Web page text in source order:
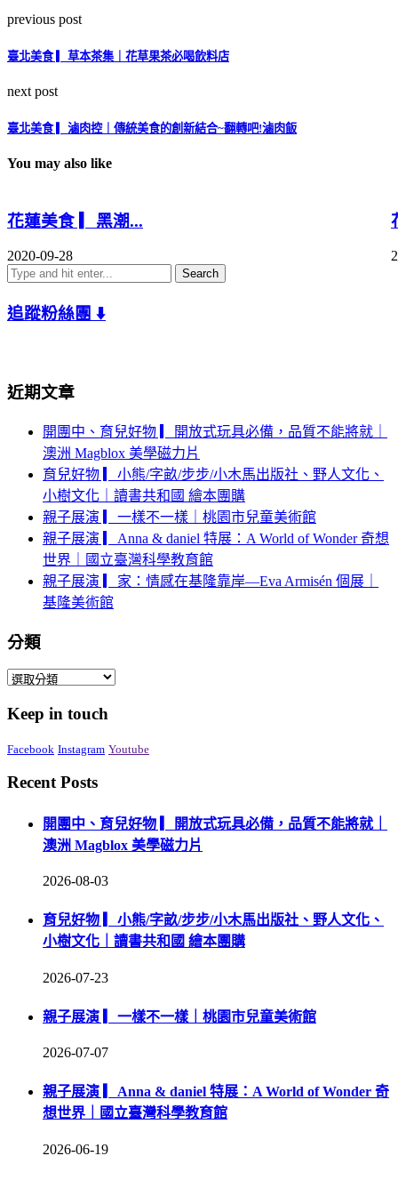
previous post
臺北美食 ▎草本茶集｜花草果茶必喝飲料店
next post
臺北美食 ▎滷肉控｜傳統美食的創新結合~翻轉吧!滷肉飯
You may also like
花蓮美食 ▎黑潮...
2020-09-28
追蹤粉絲團 ⬇️
近期文章
開團中、育兒好物 ▎開放式玩具必備，品質不能將就｜
澳洲 Magblox 美學磁力片
育兒好物 ▎小熊/字畝/步步/小木馬出版社、野人文化、
小樹文化｜讀書共和國 繪本團購
親子展演 ▎一樣不一樣｜桃園市兒童美術館
親子展演 ▎Anna & daniel 特展：A World of Wonder 奇想
世界｜國立臺灣科學教育館
親子展演 ▎家：情感在基隆靠岸—Eva Armisén 個展｜
基隆美術館
分類
分
Keep in touch
Facebook Instagram Youtube
Recent Posts
開團中、育兒好物 ▎開放式玩具必備，品質不能將就｜
澳洲 Magblox 美學磁力片
2026-08-03
育兒好物 ▎小熊/字畝/步步/小木馬出版社、野人文化、
小樹文化｜讀書共和國 繪本團購
2026-07-23
親子展演 ▎一樣不一樣｜桃園市兒童美術館
2026-07-07
親子展演 ▎Anna & daniel 特展：A World of Wonder 奇
想世界｜國立臺灣科學教育館
2026-06-19